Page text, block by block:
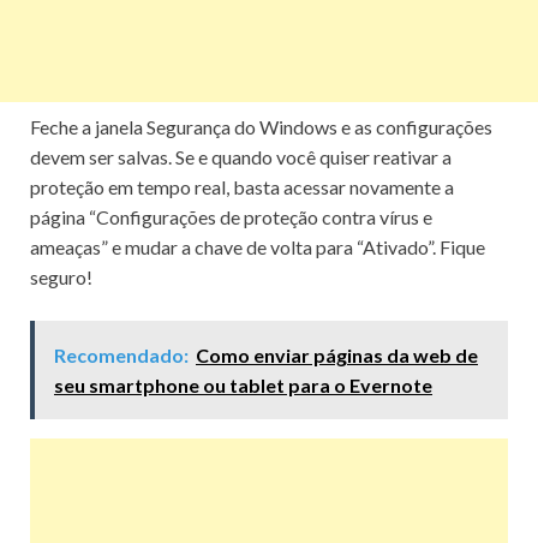
Feche a janela Segurança do Windows e as configurações
devem ser salvas.Se e quando você quiser reativar a
proteção em tempo real, basta acessar novamente a
página “Configurações de proteção contra vírus e
ameaças” e mudar a chave de volta para “Ativado”. Fique
seguro!
Recomendado: Como enviar páginas da web de
seu smartphone ou tablet para o Evernote